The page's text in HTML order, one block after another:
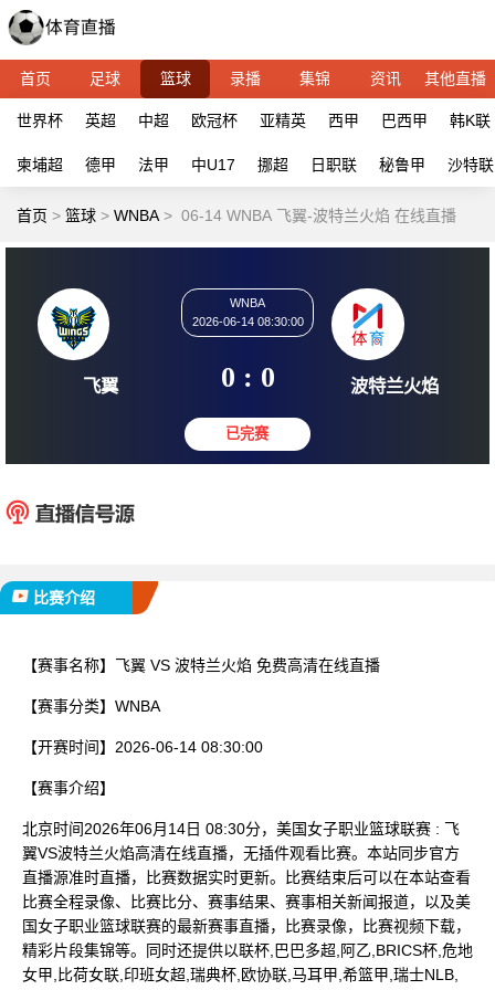
首页 足球 篮球 录播 集锦 资讯 其他直播
世界杯 英超 中超 欧冠杯 亚精英 西甲 巴西甲 韩K联
柬埔超 德甲 法甲 中U17 挪超 日职联 秘鲁甲 沙特联
首页 > 篮球 > WNBA > 06-14 WNBA 飞翼-波特兰火焰 在线直播
飞翼
2026-06-14 08:30:00
0 : 0 波特
比赛介绍
【赛事名称】 飞翼 VS 波特兰火焰 免费高清在线直播
【赛事分类】 WNBA
【开赛时间】 2026-06-14 08:30:00
【赛事介绍】
北京时间2026年06月14日 08:30分，美国女子职业篮球联赛 : 飞
翼VS波特兰火焰高清在线直播，无插件观看比赛。本站同步官方
直播源准时直播，比赛数据实时更新。比赛结束后可以在本站查看
比赛全程录像、比赛比分、赛事结果、赛事相关新闻报道，以及美
国女子职业篮球联赛的最新赛事直播，比赛录像，比赛视频下载，
精彩片段集锦等。同时还提供以联杯,巴巴多超,阿乙,BRICS杯,危地
女甲,比荷女联,印班女超,瑞典杯,欧协联,马耳甲,希篮甲,瑞士NLB,